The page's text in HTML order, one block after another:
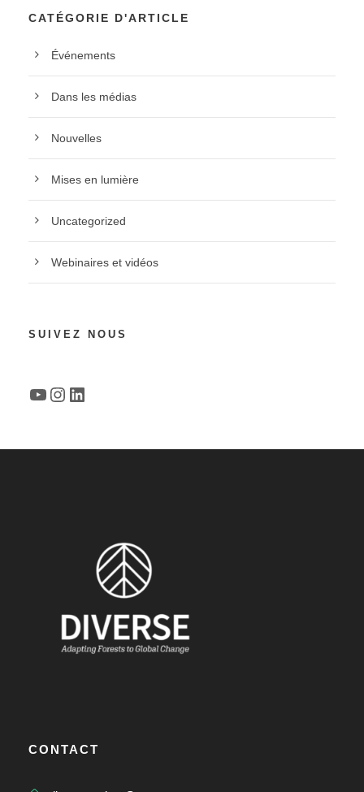
CATÉGORIE D'ARTICLE
Événements
Dans les médias
Nouvelles
Mises en lumière
Uncategorized
Webinaires et vidéos
SUIVEZ NOUS
YouTube Instagram LinkedIn
CONTACT